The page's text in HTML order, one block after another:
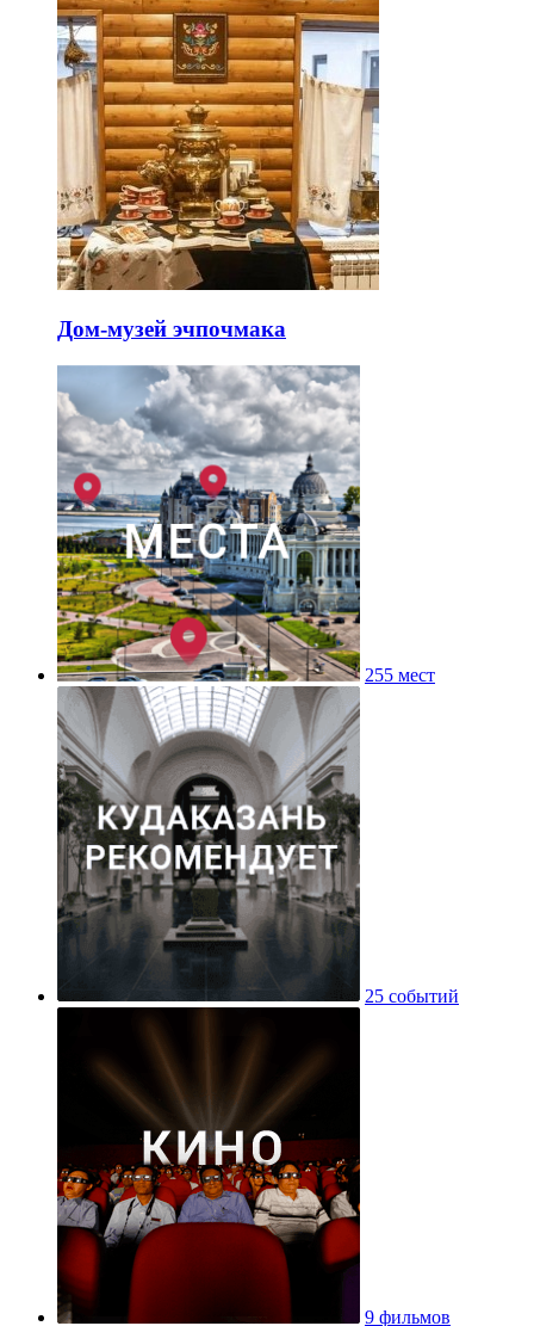
Дом-музей эчпочмака
255 мест
25 событий
9 фильмов